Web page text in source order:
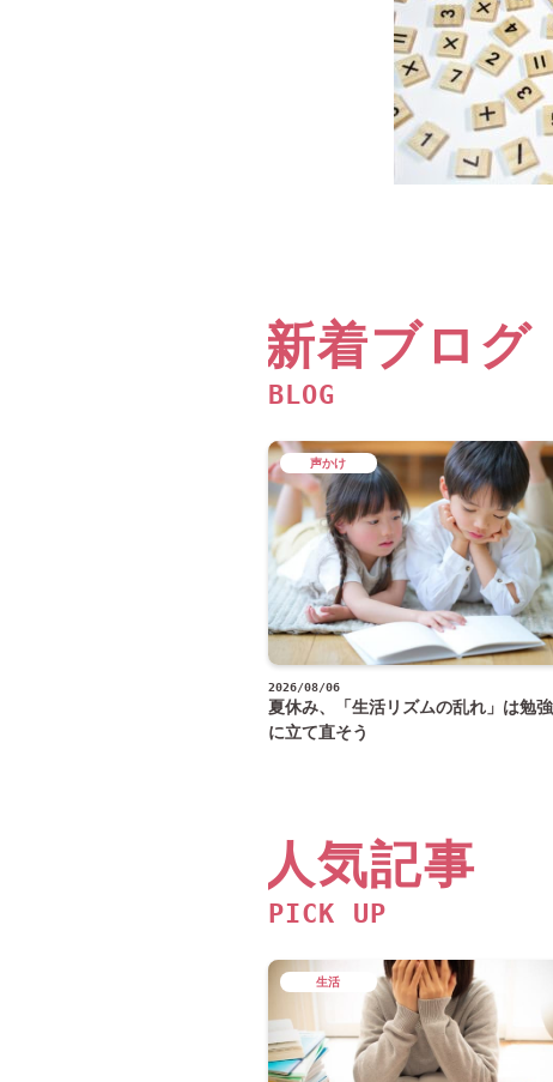
新着ブログ
BLOG
2026/08/06
夏休み、「生活リズムの乱れ」は勉
に立て直そう
声かけ
人気記事
PICK UP
生活